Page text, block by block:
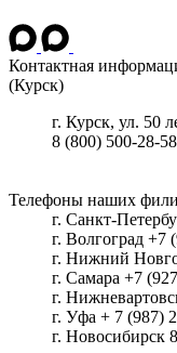
Контактная
(Курск)
г. Курск, ул. 50
8 (800) 500-28-58
Телефоны наших
г. Санкт-
г. Волгоград +7
г. Нижний
г. Самара +7
г.
г. Уфа + 7 (987)
г. Новосибирск